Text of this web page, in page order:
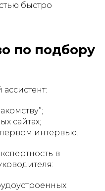
быстро
по подбору
сайтах;
интервью.
в